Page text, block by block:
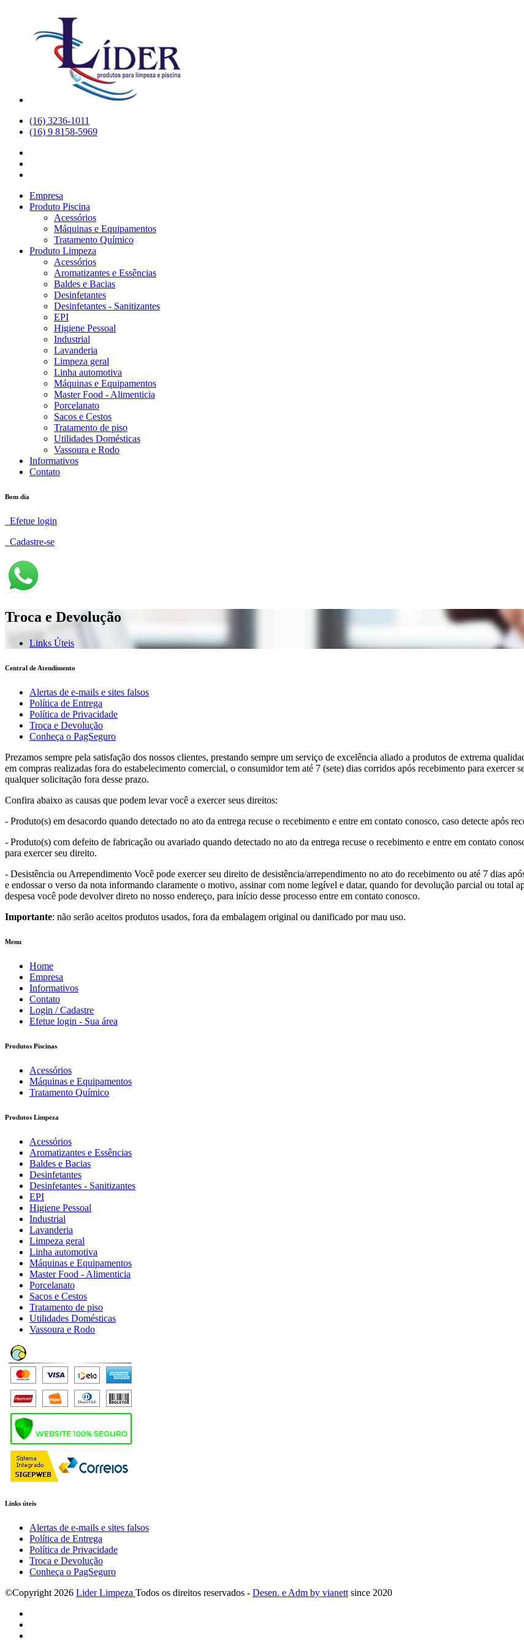
(16) 3236-1011
(16) 9 8158-5969
Empresa
Produto Piscina
Acessórios
Máquinas e Equipamentos
Tratamento Químico
Produto Limpeza
Acessórios
Aromatizantes e Essências
Baldes e Bacias
Desinfetantes
Desinfetantes - Sanitizantes
EPI
Higiene Pessoal
Industrial
Lavanderia
Limpeza geral
Linha automotiva
Máquinas e Equipamentos
Master Food - Alimenticia
Porcelanato
Sacos e Cestos
Tratamento de piso
Utilidades Domésticas
Vassoura e Rodo
Informativos
Contato
Bom dia
Efetue login
Cadastre-se
Troca e Devolução
Links Úteis
Central de Atendimento
Alertas de e-mails e sites falsos
Política de Entrega
Política de Privacidade
Troca e Devolução
Conheça o PagSeguro
Prezamos sempre pela satisfação dos nossos clientes, prestando sempre um serviço de excelência aliado a produtos de extrema
em compras realizadas fora do estabelecimento comercial, o consumidor tem até 7 (sete) dias corridos após recebimento para exercer
qualquer solicitação fora desse prazo.
Confira abaixo as causas que podem levar você a exercer seus direitos:
- Produto(s) em desacordo quando detectado no ato da entrega recuse o recebimento e entre em contato conosco, caso detecte após
- Produto(s) com defeito de fabricação ou avariado quando detectado no ato da entrega recuse o recebimento e entre em contato
para exercer seu direito.
- Desistência ou Arrependimento Você pode exercer seu direito de desistência/arrependimento no ato do recebimento ou até 7 dias
e endossar o verso da nota informando claramente o motivo, assinar com nome legível e datar, quando for devolução parcial ou total
despesa você pode devolver direto no nosso endereço, para início desse processo entre em contato conosco.
Importante: não serão aceitos produtos usados, fora da embalagem original ou danificado por mau uso.
Menu
Home
Empresa
Informativos
Contato
Login / Cadastre
Efetue login - Sua área
Produtos Piscinas
Acessórios
Máquinas e Equipamentos
Tratamento Químico
Produtos Limpeza
Acessórios
Aromatizantes e Essências
Baldes e Bacias
Desinfetantes
Desinfetantes - Sanitizantes
EPI
Higiene Pessoal
Industrial
Lavanderia
Limpeza geral
Linha automotiva
Máquinas e Equipamentos
Master Food - Alimenticia
Porcelanato
Sacos e Cestos
Tratamento de piso
Utilidades Domésticas
Vassoura e Rodo
Links úteis
Alertas de e-mails e sites falsos
Política de Entrega
Política de Privacidade
Troca e Devolução
Conheça o PagSeguro
©Copyright2026 Lider Limpeza Todos os direitos reservados - Desen. e Adm by vianettsince 2020